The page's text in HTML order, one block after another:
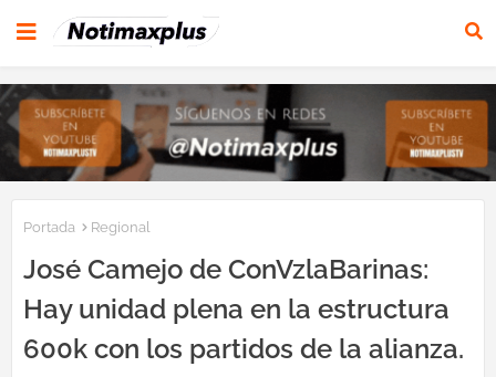
Portada Regional
José Camejo de ConVzlaBarinas:
Hay unidad plena en la estructura
600k con los partidos de la alianza.